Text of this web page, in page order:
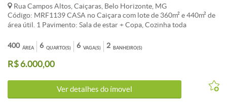
Rua Campos Altos, Caiçaras, Belo Horizonte, MG
Código: MRF1139 CASA no Caiçara com lote de 360m² e 440m² de
área útil. 1 Pavimento: Sala de estar + Copa, Cozinha toda
Gourmet com churrasqueira e fogão a lenha. DCE + Despensa.
Espaço na frente com espaço para 6 vagas de garagem, sendo umas
04 cobertas. 2 Pavimento: Sala de TV, 05 quartos, sendo uma suíte e
para a rua. A casa tem 360m² de lote e sua área construída foi
totalmente planejada. Seus cômodos são amplos e bem distribuídos.
ÁREA
400 QUARTO(S)
6 VAGA(S)
6 BANHEIRO(S)
2
R$ 6.000,00
Ver detalhes do ímovel